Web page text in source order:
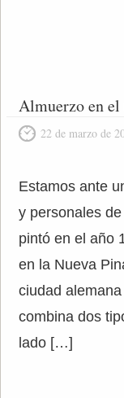
Almuerzo en
22 de marzo de
Estamos ante
y personales
pintó en el año
en la Nueva
ciudad
combina dos
lado […]